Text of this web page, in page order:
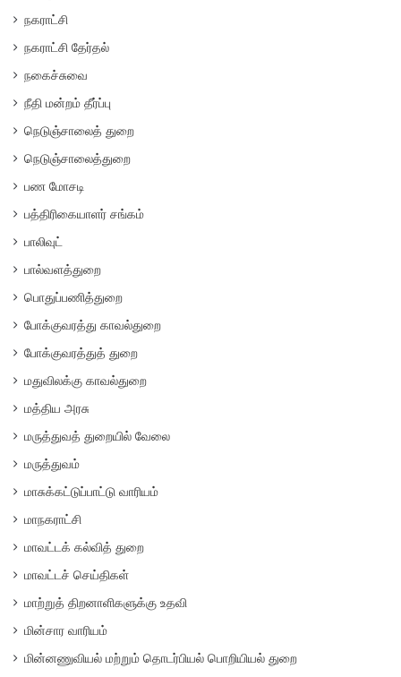
நகராட்சி
நகராட்சி தேர்தல்
நகைச்சுவை
நீதி மன்றம் தீர்ப்பு
நெடுஞ்சாலைத் துறை
நெடுஞ்சாலைத்துறை
பண மோசடி
பத்திரிகையாளர் சங்கம்
பாலிவுட்
பால்வளத்துறை
பொதுப்பணித்துறை
போக்குவரத்து காவல்துறை
போக்குவரத்துத் துறை
மதுவிலக்கு காவல்துறை
மத்திய அரசு
மருத்துவத் துறையில் வேலை
மருத்துவம்
மாசுக்கட்டுப்பாட்டு வாரியம்
மாநகராட்சி
மாவட்டக் கல்வித் துறை
மாவட்டச் செய்திகள்
மாற்றுத் திறனாளிகளுக்கு உதவி
மின்சார வாரியம்
மின்னணுவியல் மற்றும் தொடர்பியல் பொறியியல் துறை